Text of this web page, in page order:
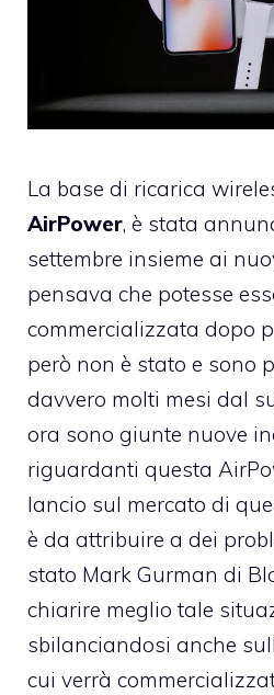
La base di ricarica
AirPower, è stata
settembre insieme ai
pensava che potesse
commercializzata dopo
però non è stato e sono
davvero molti mesi dal
ora sono giunte nuove
riguardanti questa
lancio sul mercato di
è da attribuire a dei
stato Mark Gurman di
chiarire meglio tale
sbilanciandosi anche
cui verrà